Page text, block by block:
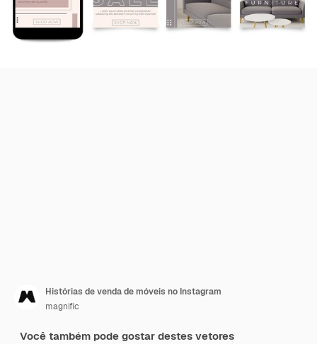
Histórias de venda de móveis no Instagram
magnific
Você também pode gostar destes vetores